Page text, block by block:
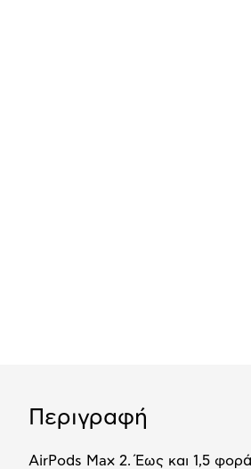
Περιγραφή
AirPods Max 2. Έως και 1,5 φορά